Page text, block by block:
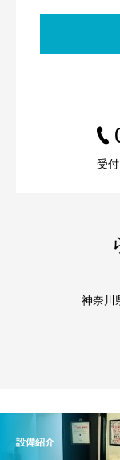
受
神奈川
設備紹介